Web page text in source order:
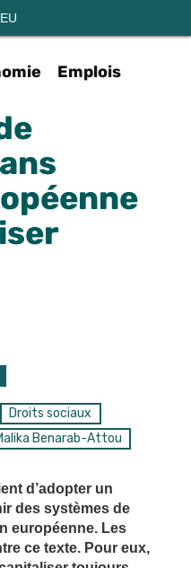
Emplois
Droits sociaux
Benarab-Attou
d’adopter un
des systèmes de
européenne. Les
ce texte. Pour eux,